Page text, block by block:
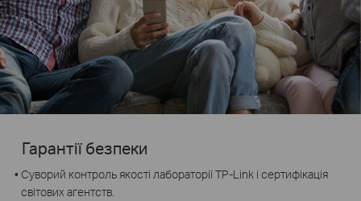
Гарантії безпеки
Суворий контроль якості лабораторії TP-Link і сертифікація
світових агентств.